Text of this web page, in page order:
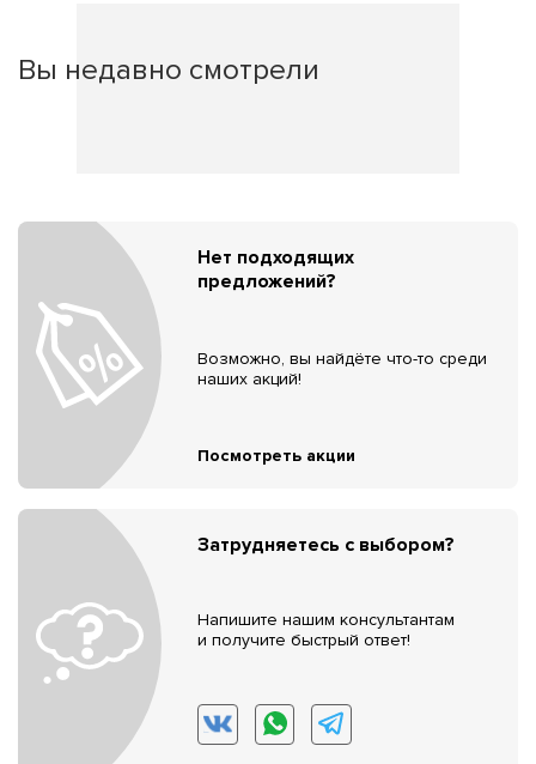
Вы недавно смотрели
Нет подходящих
предложений?
Возможно, вы найдёте что-то среди
наших акций!
Посмотреть акции
Затрудняетесь с выбором?
Напишите нашим консультантам
и получите быстрый ответ!